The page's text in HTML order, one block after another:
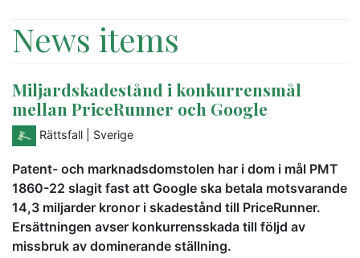
News items
Miljardskadestånd i konkurrensmål
mellan PriceRunner och Google
Rättsfall | Sverige
Patent- och marknadsdomstolen har i dom i mål PMT
1860-22 slagit fast att Google ska betala motsvarande
14,3 miljarder kronor i skadestånd till PriceRunner.
Ersättningen avser konkurrensskada till följd av
missbruk av dominerande ställning.